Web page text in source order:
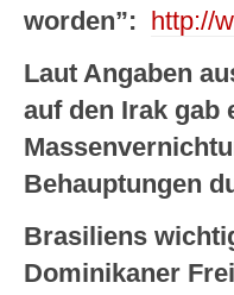
worden”:
http://
Laut Angaben
auf den Irak gab
Behauptungen
Brasiliens
Dominikaner